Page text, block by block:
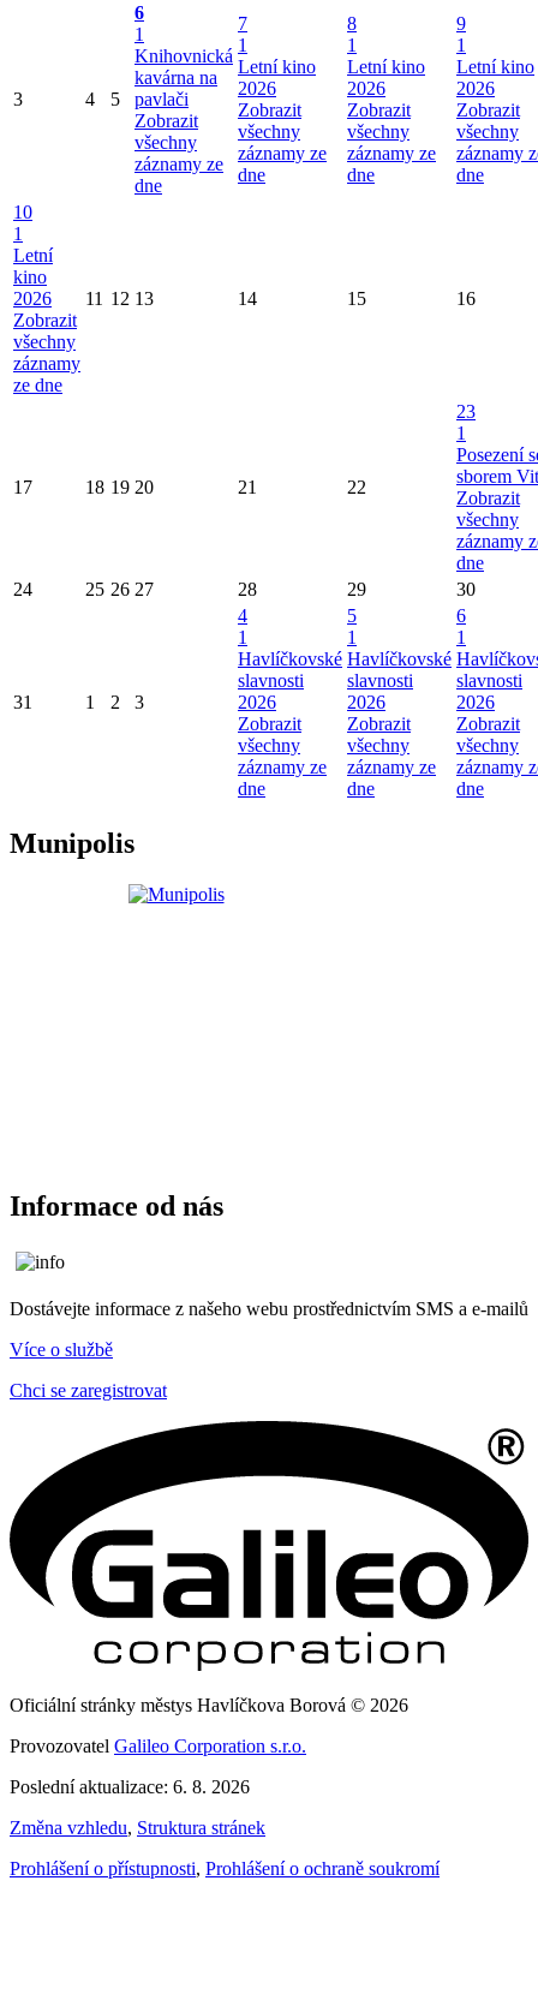
3 4 5
6
1
Knihovnická
kavárna na
pavlači
Zobrazit
všechny
záznamy ze
dne
7
1
Letní kino
2026
Zobrazit
všechny
záznamy ze
dne
8
1
Letní kino
2026
Zobrazit
všechny
záznamy ze
dne
9
1
Letní kino
2026
Zobrazit
všechny
záznamy
dne
10
1
Letní
kino
2026
Zobrazit
všechny
záznamy
ze dne
11 12 13 14 15 16
17 18 19 20 21 22
23
1
Posezení
sborem
Zobrazit
všechny
záznamy
dne
24
25 26 27 28 29 30
31 1 2 3
4
1
Havlíčkovské
slavnosti
2026
Zobrazit
všechny
záznamy ze
dne
5
1
Havlíčkovské
slavnosti
2026
Zobrazit
všechny
záznamy ze
dne
6
1
slavnosti
2026
Zobrazit
všechny
záznamy
dne
Munipolis
Informace od nás
Dostávejte informace z našeho webu prostřednictvím SMS a e-mailů
Více o službě
Chci se zaregistrovat
Oficiální stránky městys Havlíčkova Borová © 2026
Provozovatel Galileo Corporation s.r.o.
Poslední aktualizace: 6. 8. 2026
Změna vzhledu, Struktura stránek
Prohlášení o přístupnosti, Prohlášení o ochraně soukromí